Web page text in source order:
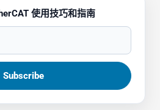
使用技巧和指南